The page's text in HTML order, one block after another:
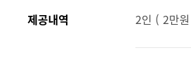
제공내역 2인 ( 2만